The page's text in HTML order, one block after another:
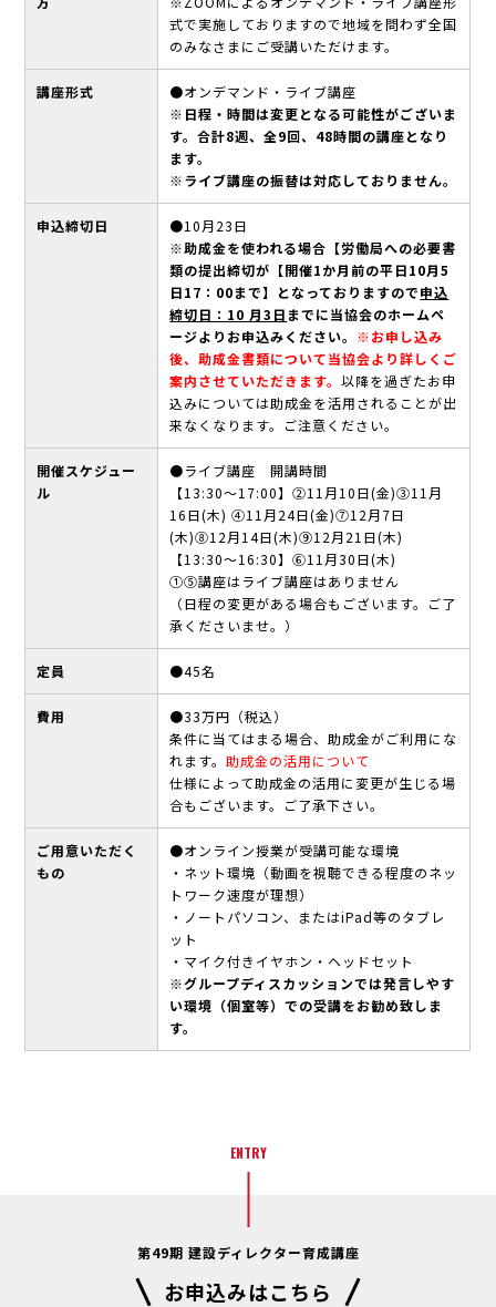
式で実施しておりますので地域を問わず全国
のみなさまにご受講いただけます。
講座形式
●オンデマンド・ライブ講座
※日程・時間は変更となる可能性がございま
す。合計8週、全9回、48時間の講座となり
ます。
※ライブ講座の振替は対応しておりません。
申込締切日
●10月23日
※助成金を使われる場合【労働局への必要書
類の提出締切が【開催1か月前の平日10月5
日17：00まで】となっておりますので申込
締切日：10 月3日 までに当協会のホームペ
ージよりお申込みください。 ※お申し込み
後、助成金書類について当協会より詳しくご
案内させていただきます。以降を過ぎたお申
込みについては助成金を活用されることが出
来なくなります。ご注意ください。
開催スケジュー
ル
●ライブ講座 開講時間
【13:30～17:00】②11月10日(金)③11月
16日(木) ④11月24日(金)⑦12月7日
(木)⑧12月14日(木)⑨12月21日(木)
【13:30～16:30】⑥11月30日(木)
①⑤講座はライブ講座はありません
（日程の変更がある場合もございます。ご了
承くださいませ。）
定員 ●45名
費用
●33万円（税込）
条件に当てはまる場合、助成金がご利用にな
れます。 助成金の活用について
仕様によって助成金の活用に変更が生じる場
合もございます。ご了承下さい。
ご用意いただく
もの
●オンライン授業が受講可能な環境
・ネット環境（動画を視聴できる程度のネッ
トワーク速度が理想）
・ノートパソコン、またはiPad等のタブレ
ット
・マイク付きイヤホン・ヘッドセット
※グループディスカッションでは発言しやす
い環境（個室等）での受講をお勧め致しま
す。
ENTRY
第49期 建設ディレクター育成講座
お申込みはこちら